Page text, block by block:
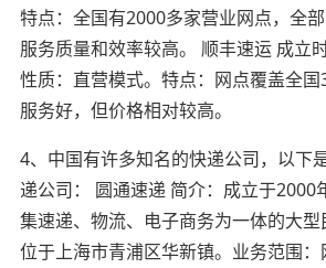
特点：全国有2000多家营业网点，全部
服务质量和效率较高。 顺丰速运 成立
性质：直营模式。特点：网点覆盖全国
服务好，但价格相对较高。
4、中国有许多知名的快递公司，以下
递公司： 圆通速递 简介：成立于2000
集速递、物流、电子商务为一体的大型
位于上海市青浦区华新镇。业务范围